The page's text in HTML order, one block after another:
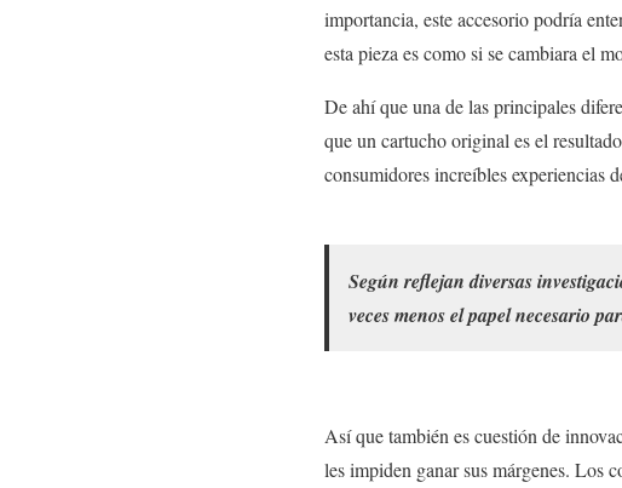
importancia, este accesorio podría
esta pieza es como si se cambiara el
De ahí que una de las principales
que un cartucho original es el
consumidores increíbles experiencias
Según reflejan diversas
veces menos el papel necesario
Así que también es cuestión de
les impiden ganar sus márgenes. Los